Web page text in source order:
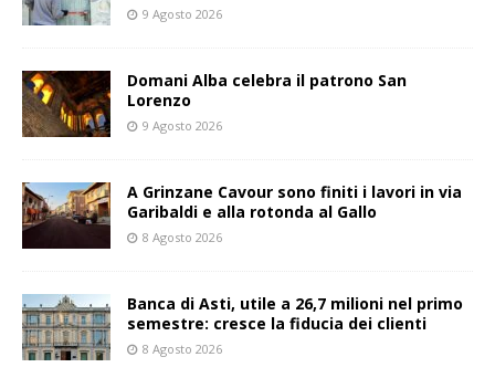
9 Agosto 2026
Domani Alba celebra il patrono San
Lorenzo
9 Agosto 2026
A Grinzane Cavour sono finiti i lavori in via
Garibaldi e alla rotonda al Gallo
8 Agosto 2026
Banca di Asti, utile a 26,7 milioni nel primo
semestre: cresce la fiducia dei clienti
8 Agosto 2026